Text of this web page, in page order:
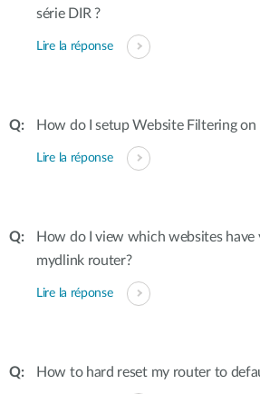
série DIR ?
Lire la réponse
How do I setup Website Filtering on
Lire la réponse
How do I view which websites
mydlink router?
Lire la réponse
How to hard reset my router to